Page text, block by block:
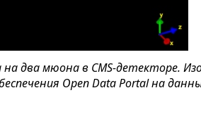
на два мюона в CMS-детекторе.
Open Data Portal на